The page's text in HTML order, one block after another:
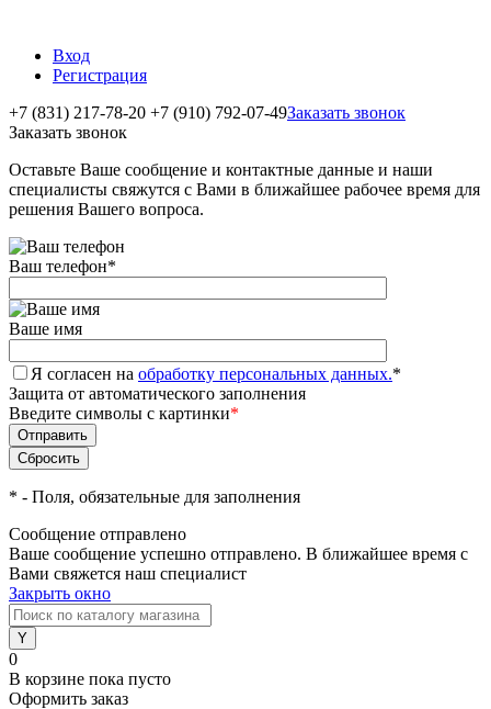
Вход
Регистрация
+7 (831) 217-78-20 +7 (910) 792-07-49Заказать звонок
Заказать звонок
Оставьте Ваше сообщение и контактные данные и наши
специалисты свяжутся с Вами в ближайшее рабочее время для
решения Вашего вопроса.
Ваш телефон*
Ваше имя
Я согласен на обработку персональных данных.*
Защита от автоматического заполнения
Введите символы с картинки*
* - Поля, обязательные для заполнения
Сообщение отправлено
Ваше сообщение успешно отправлено. В ближайшее время с
Вами свяжется наш специалист
Закрыть окно
0
В корзине пока пусто
Оформить заказ